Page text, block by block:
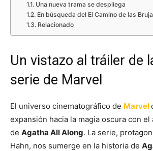
Una nueva trama se despliega
En búsqueda del El Camino de las
Relacionado
Un vistazo al tráiler de
serie de Marvel
El universo cinematográfico de Marvel
expansión hacia la magia oscura con
de Agatha All Along. La serie,
Hahn, nos sumerge en la historia de